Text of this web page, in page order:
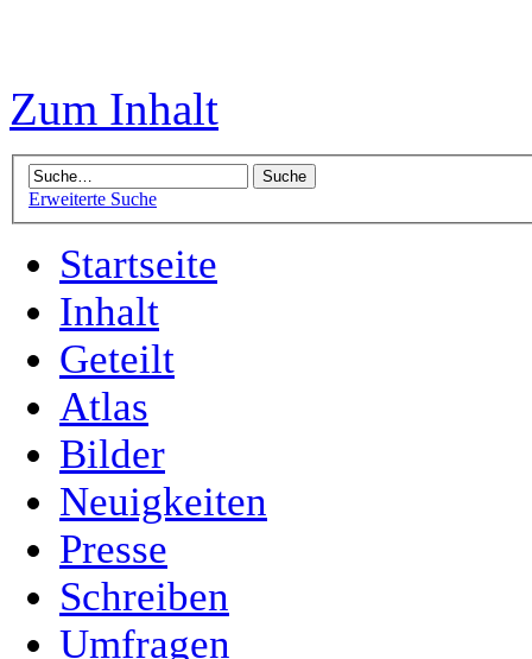
Zum Inhalt
Erweiterte Suche
Startseite
Inhalt
Geteilt
Atlas
Bilder
Neuigkeiten
Presse
Schreiben
Umfragen